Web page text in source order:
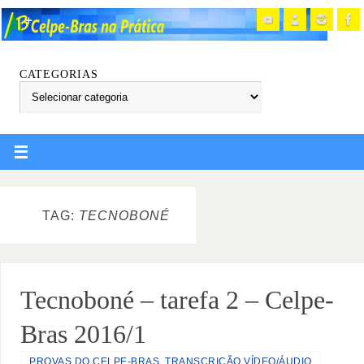
CATEGORIAS
TAG: TECNOBONÉ
Tecnoboné – tarefa 2 – Celpe-
Bras 2016/1